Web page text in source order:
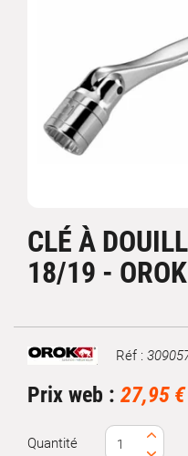
CLÉ À
18/19 - OROK
Marque Réf :
Prix web : 27,95 €
Quantité